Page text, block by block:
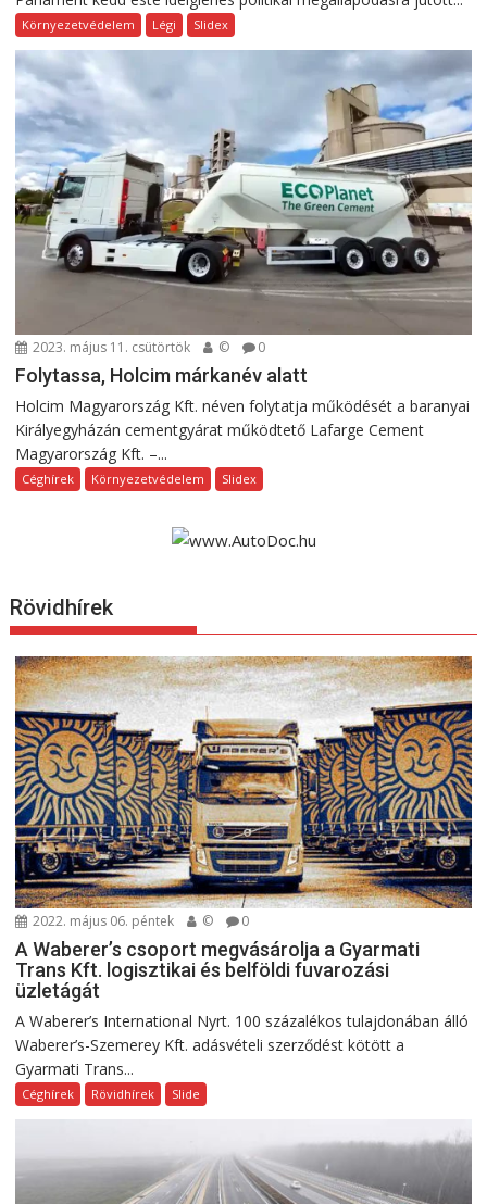
Környezetvédelem Légi Slidex
2023. május 11. csütörtök © 0
Folytassa, Holcim márkanév alatt
Holcim Magyarország Kft. néven folytatja működését a baranyai
Királyegyházán cementgyárat működtető Lafarge Cement
Magyarország Kft. –...
Céghírek Környezetvédelem Slidex
Rövidhírek
2022. május 06. péntek © 0
A Waberer’s csoport megvásárolja a Gyarmati
Trans Kft. logisztikai és belföldi fuvarozási
üzletágát
A Waberer’s International Nyrt. 100 százalékos tulajdonában álló
Waberer’s-Szemerey Kft. adásvételi szerződést kötött a
Gyarmati Trans...
Céghírek Rövidhírek Slide